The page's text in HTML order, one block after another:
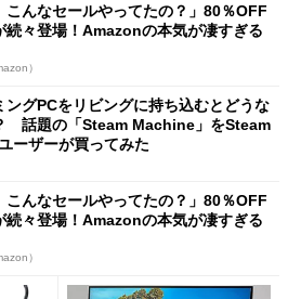
こんなセールやってたの？」80％OFF
続々登場！Amazonの本気が凄すぎる
）
ングPCをリビングに持ち込むとどうな
話題の「Steam Machine」をSteam
ーザーが買ってみた
こんなセールやってたの？」80％OFF
続々登場！Amazonの本気が凄すぎる
）